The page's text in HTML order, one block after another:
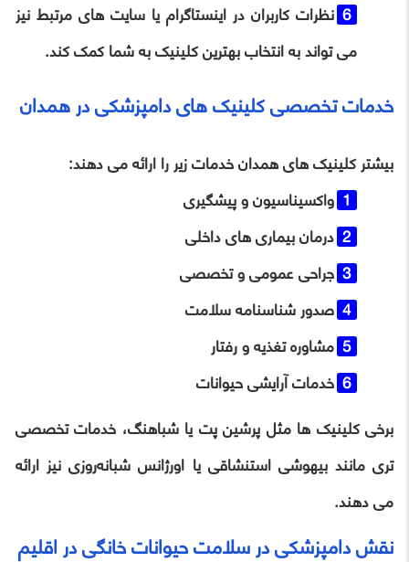
نظرات کاربران در اینستاگرام یا سایت ‌های مرتبط نیز
می تواند به انتخاب بهترین کلینیک به شما کمک کند.
خدمات تخصصی کلینیک‌ های دامپزشکی در همدان
بیشتر کلینیک ‌های همدان خدمات زیر را ارائه می دهند:
واکسیناسیون و پیشگیری
درمان بیماری ‌های داخلی
جراحی عمومی و تخصصی
صدور شناسنامه سلامت
مشاوره تغذیه و رفتار
خدمات آرایشی حیوانات
برخی کلینیک ‌ها مثل پرشین پت یا شباهنگ، خدمات تخصصی
‌تری مانند بیهوشی استنشاقی یا اورژانس شبانه‌روزی نیز ارائه
می دهند.
نقش دامپزشکی در سلامت حیوانات خانگی در اقلیم